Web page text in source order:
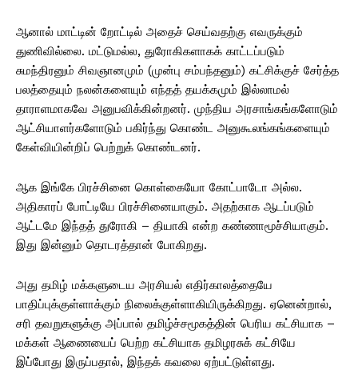
ஆனால் மாட்டின் றோட்டில் அதைச் செய்வதற்கு எவருக்கும்
துணிவில்லை. மட்டுமல்ல, துரோகிகளாகக் காட்டப்படும்
சுமந்திரனும் சிவஞானமும் (முன்பு சம்பந்தனும்) கட்சிக்குச் சேர்த்த
பலத்தையும் நலன்களையும் எந்தத் தயக்கமும் இல்லாமல்
தாராளமாகவே அனுபவிக்கின்றனர். முந்திய அரசாங்கங்களோடும்
ஆட்சியாளர்களோடும் பகிர்ந்து கொண்ட அனுகூலங்கங்களையும்
கேள்வியின்றிப் பெற்றுக் கொண்டனர்.
ஆக இங்கே பிரச்சினை கொள்கையோ கோட்பாடோ அல்ல.
அதிகாரப் போட்டியே பிரச்சினையாகும். அதற்காக ஆடப்படும்
ஆட்டமே இந்தத் துரோகி – தியாகி என்ற கண்ணாமூச்சியாகும்.
இது இன்னும் தொடரத்தான் போகிறது.
அது தமிழ் மக்களுடைய அரசியல் எதிர்காலத்தையே
பாதிப்புக்குள்ளாக்கும் நிலைக்குள்ளாகியிருக்கிறது. ஏனென்றால்,
சரி தவறுகளுக்கு அப்பால் தமிழ்ச்சமூகத்தின் பெரிய கட்சியாக –
மக்கள் ஆணையைப் பெற்ற கட்சியாக தமிழரசுக் கட்சியே
இப்போது இருப்பதால், இந்தக் கவலை ஏற்பட்டுள்ளது.